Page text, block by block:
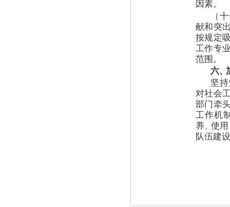
因素。
（
献和突
按规定
工作专
范围 。
六、
坚
对社会
部门牵
工作机
养、使用
队伍建